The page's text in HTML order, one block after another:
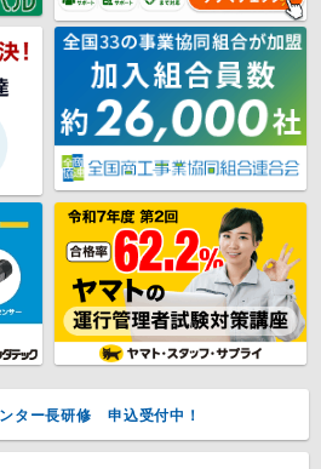
ター長研修 申込受付中！